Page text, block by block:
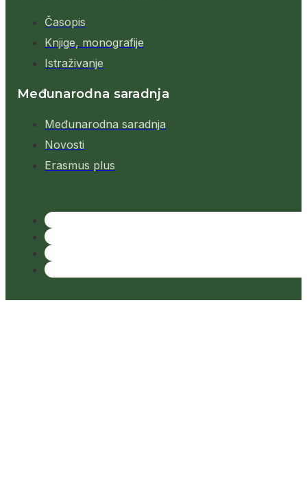
Časopis
Knjige, monografije
Istraživanje
Međunarodna saradnja
Međunarodna saradnja
Novosti
Erasmus plus